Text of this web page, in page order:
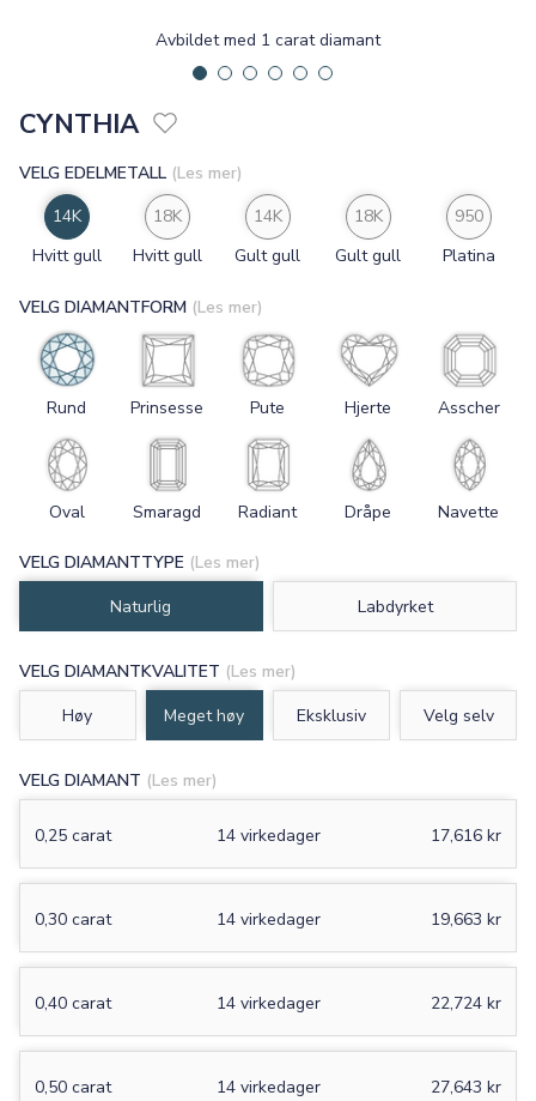
Avbildet med 1 carat diamant
CYNTHIA
VELG DIAMANTTYPE (Les mer)
Naturlig
Labdyrket
VELG DIAMANTKVALITET (Les mer)
Høy
Meget høy Eksklusiv Velg selv
VELG DIAMANT (Les mer)
0,25 carat 17,616 kr
14 virkedager
0,30 carat 19,663 kr
14 virkedager
0,40 carat 22,724 kr
14 virkedager
0,50 carat 27,643 kr
14 virkedager
VELG EDELMETALL (Les mer)
14K
Hvitt gull
18K
Hvitt gull
14K
Gult gull
18K
Gult gull
950
Platina
VELG DIAMANTFORM (Les mer)
Rund Prinsesse Pute Hjerte Asscher
Oval Smaragd Radiant Dråpe Navette